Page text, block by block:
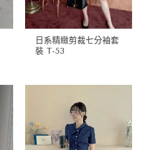
日系精緻剪裁七分袖套
裝 T-53